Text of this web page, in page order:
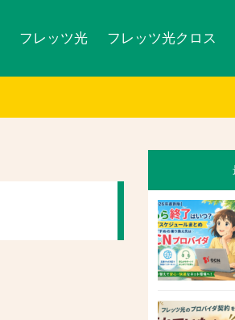
フレッツ光 フレッツ光クロス